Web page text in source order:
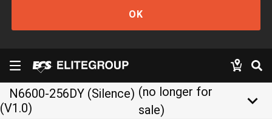
OK
N6600-256DY (Silence)
(V1.0)
(no longer for
sale)
keyboard_arrow_down